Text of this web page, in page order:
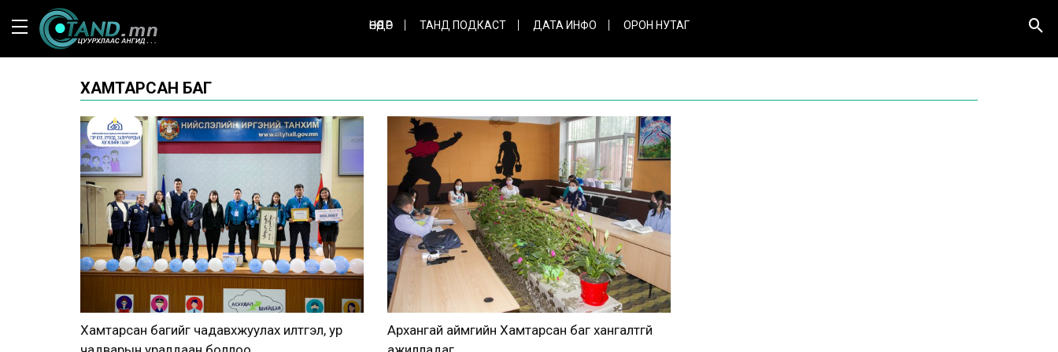
ӨНӨӨДӨР ТАНД ПОДКАСТ ДАТА ИНФО ОРОН НУТАГ
ХАМТАРСАН БАГ
Хамтарсан багийг чадавхжуулах илтгэл, ур
Архангай аймгийн Хамтарсан баг хангалтгүй